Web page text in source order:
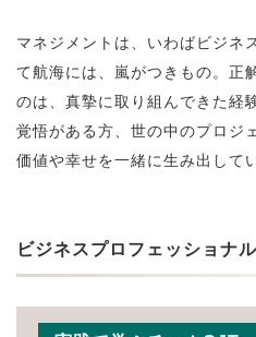
マネジメントは、いわばビジネ
て航海には、嵐がつきもの。正
のは、真摯に取り組んできた経
覚悟がある方、世の中のプロジ
価値や幸せを一緒に生み出して
ビジネスプロフェッショナ